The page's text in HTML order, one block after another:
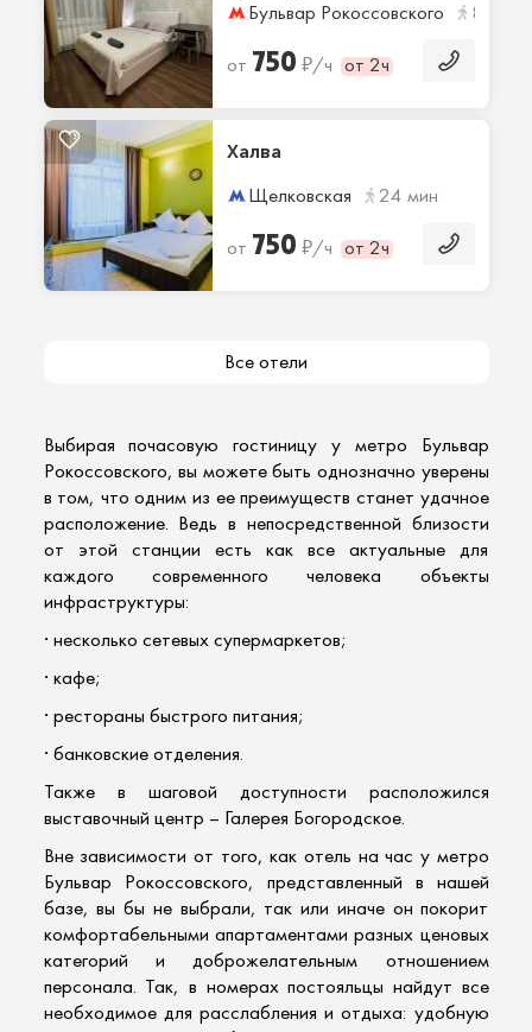
Бульвар Рокоссовского 8 мин
от 750 ₽/ч от 2ч
Халва
Щелковская 24 мин
от 750 ₽/ч от 2ч
Все отели
Выбираяпочасовую гостиницу у метро Бульвар
Рокоссовского, вы можете быть однозначно уверены
в том, что одним из ее преимуществ станет удачное
расположение. Ведь в непосредственной близости
от этой станции есть как все актуальные для
каждого современного человека объекты
инфраструктуры:
· несколько сетевых супермаркетов;
· кафе;
· рестораны быстрого питания;
· банковские отделения.
Также в шаговой доступности расположился
выставочный центр – Галерея Богородское.
Вне зависимости от того, как отель на час у метро
Бульвар Рокоссовского, представленный в нашей
базе, вы бы не выбрали, так или иначе он покорит
комфортабельными апартаментами разных ценовых
категорий и доброжелательным отношением
персонала. Так, в номерах постояльцы найдут все
необходимое для расслабления и отдыха: удобную